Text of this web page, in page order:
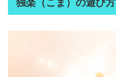
独楽（こま）の遊び方